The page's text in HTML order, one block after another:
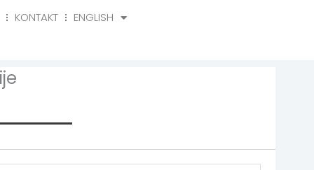
KONTAKT
ENGLISH